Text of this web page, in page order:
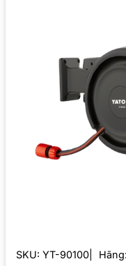
SKU: YT-90100 Hãng: